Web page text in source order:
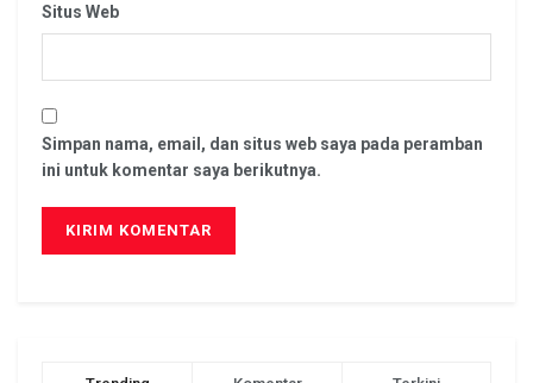
Situs Web
Simpan nama, email, dan situs web saya pada peramban
ini untuk komentar saya berikutnya.